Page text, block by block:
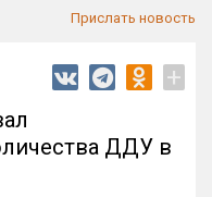
Прислать новость
+
ДДУ в